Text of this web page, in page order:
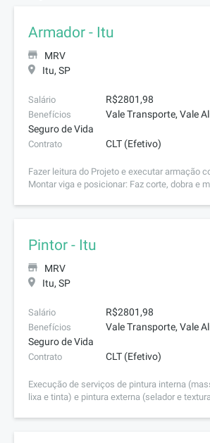
Armador - Itu
MRV
Itu, SP
Salário R$2801,98
Benefícios
Vale Transporte, Vale
Seguro de Vida
Contrato CLT (Efetivo)
Fazer leitura do Projeto e executar armação
Montar viga e posicionar: Faz corte, dobra e
Pintor - Itu
MRV
Itu, SP
Salário R$2801,98
Benefícios
Vale Transporte, Vale
Seguro de Vida
Contrato CLT (Efetivo)
Execução de serviços de pintura interna
lixa e tinta) e pintura externa (selador e